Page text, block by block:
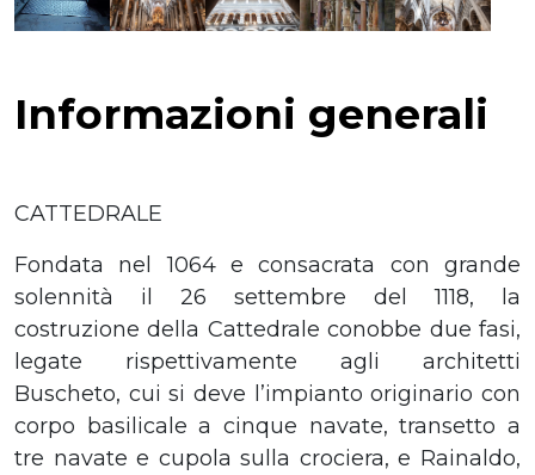
Informazioni generali
CATTEDRALE
Fondata nel 1064 e consacrata con grande
solennità il 26 settembre del 1118, la
costruzione della Cattedrale conobbe due fasi,
legate rispettivamente agli architetti
Buscheto, cui si deve l’impianto originario con
corpo basilicale a cinque navate, transetto a
tre navate e cupola sulla crociera, e Rainaldo,